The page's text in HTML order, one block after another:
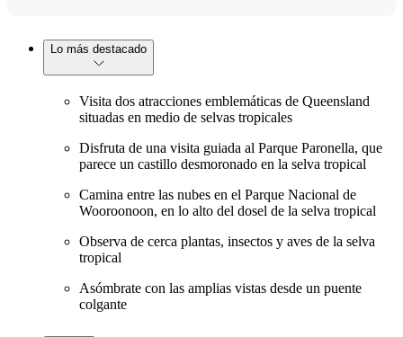
Lo más destacado
Visita dos atracciones emblemáticas de Queensland
situadas en medio de selvas tropicales
Disfruta de una visita guiada al Parque Paronella, que
parece un castillo desmoronado en la selva tropical
Camina entre las nubes en el Parque Nacional de
Wooroonoon, en lo alto del dosel de la selva tropical
Observa de cerca plantas, insectos y aves de la selva
tropical
Asómbrate con las amplias vistas desde un puente
colgante